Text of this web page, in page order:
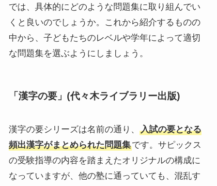
では、具体的にどのような問題集に取り組んでい
くと良いのでしょうか。これから紹介するものの
中から、子どもたちのレベルや学年によって適切
な問題集を選ぶようにしましょう。
「漢字の要」(代々木ライブラリー出版)
漢字の要シリーズは名前の通り、 入試の要となる
頻出漢字がまとめられた問題集です。サピックス
の受験指導の内容を踏まえたオリジナルの構成に
なっていますが、他の塾に通っていても、混乱す